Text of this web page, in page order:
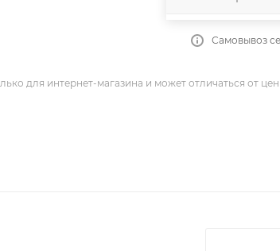
Самовывоз
для интернет-магазина и может отличаться от